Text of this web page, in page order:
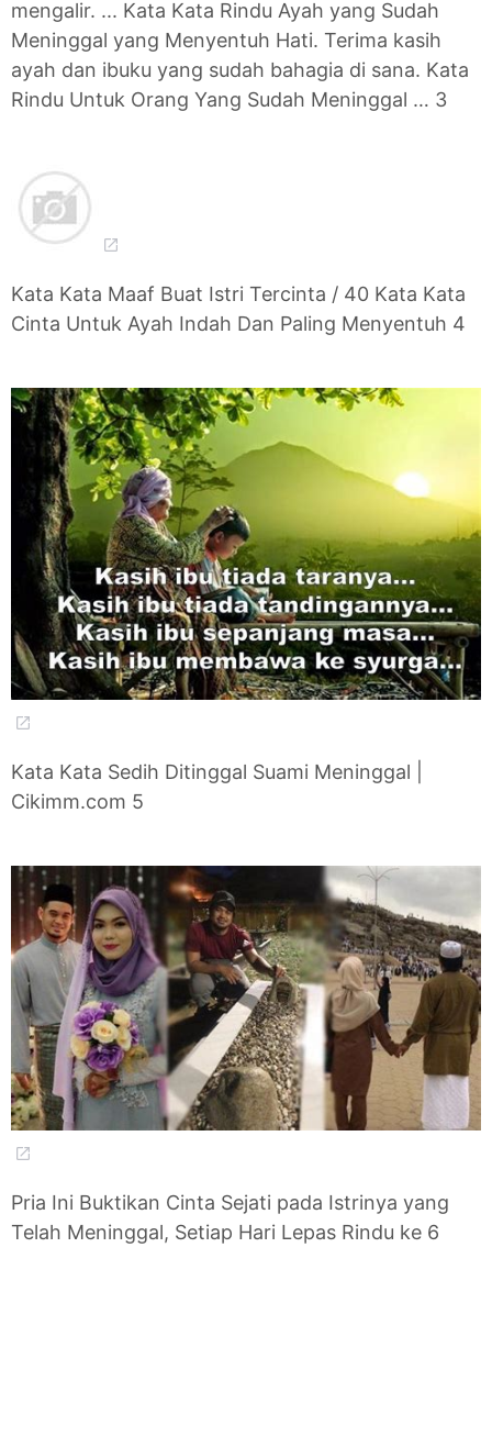
mengalir. ... Kata Kata Rindu Ayah yang Sudah
Meninggal yang Menyentuh Hati. Terima kasih
ayah dan ibuku yang sudah bahagia di sana. Kata
Rindu Untuk Orang Yang Sudah Meninggal … 3
Kata Kata Maaf Buat Istri Tercinta / 40 Kata Kata
Cinta Untuk Ayah Indah Dan Paling Menyentuh 4
Kata Kata Sedih Ditinggal Suami Meninggal |
Cikimm.com 5
Pria Ini Buktikan Cinta Sejati pada Istrinya yang
Telah Meninggal, Setiap Hari Lepas Rindu ke 6